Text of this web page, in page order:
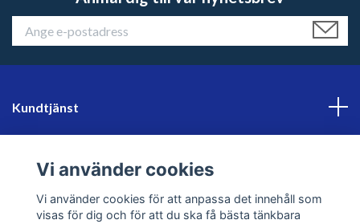
Kundtjänst
Sociala medier
Vi använder cookies
Vi använder cookies för att anpassa det innehåll som
visas för dig och för att du ska få bästa tänkbara